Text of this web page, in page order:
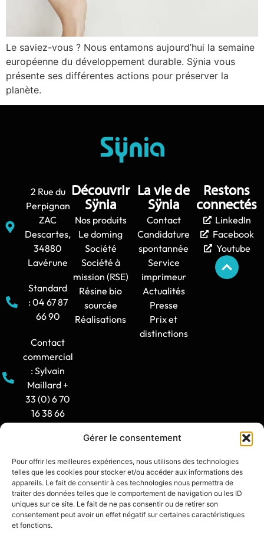
Gérer le consentement
Pour offrir les meilleures expériences, nous utilisons des technologies
telles que les cookies pour stocker et/ou accéder aux informations des
appareils. Le fait de consentir à ces technologies nous permettra de
traiter des données telles que le comportement de navigation ou les ID
uniques sur ce site. Le fait de ne pas consentir ou de retirer son
consentement peut avoir un effet négatif sur certaines caractéristiques
et fonctions.
Le saviez-vous ? Nous entamons aujourd’hui la semaine
européenne du développement durable. Sÿnia vous
présente ses différentes actions pour préserver la
planète.
2 Rue du
Perpignan
ZAC
Descartes,
34880
Lavérune
Standard
: 04 67 87
66 90
Contact
commercial
: Sylvain
Maillard +
33 (0) 6 70
16 38 66
: 8h30-12h
/ 14h -
17h30
contact@synia.fr
Découvrir
Sÿnia
Nos produits
Le doming
Société
Société à
mission (RSE)
Résine bio
sourcée
Réalisations
La vie de
Sÿnia
Contact
Candidature
spontannée
Service
imprimeur
Actualités
Presse
Prix et
distinctions
Restons
connectés
LinkedIn
Facebook
Youtube